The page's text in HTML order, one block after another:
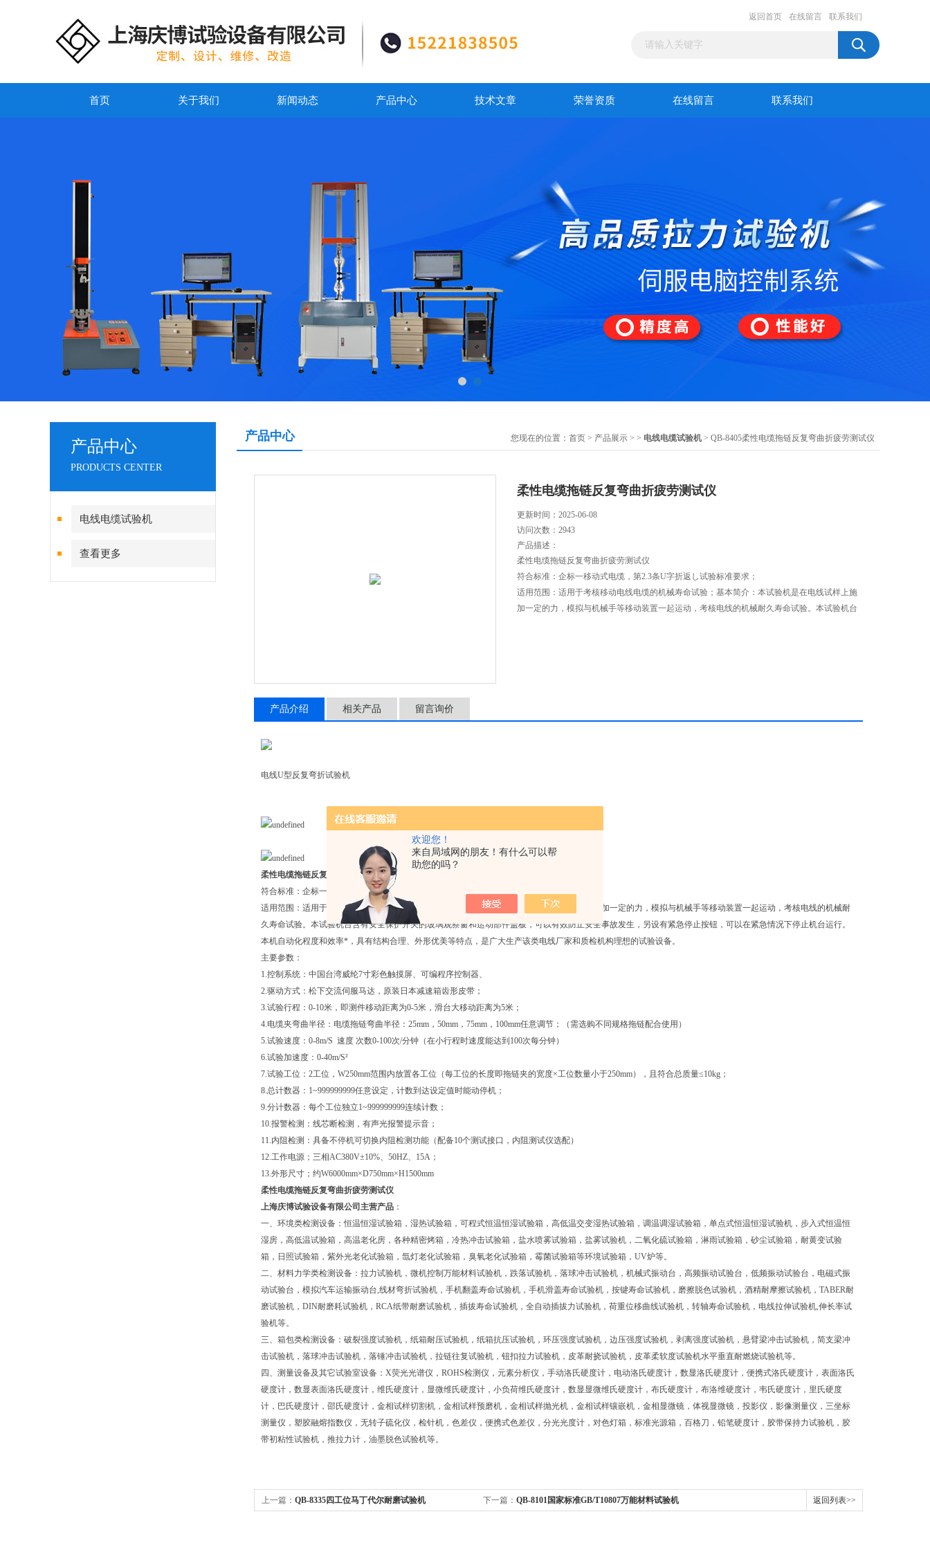
欢迎您！
来自局域网的朋友！有什么可以帮
助您的吗？
返回首页 在线留言 联系我们
首页 关于我们 新闻动态 产品中心 技术文章 荣誉资质 在线留言 联系我们
产品中心
PRODUCTS CENTER
电线电缆试验机
查看更多
产品中心 您现在的位置： 首页 > 产品展示 > > 电线电缆试验机 > QB-8405柔性电缆拖链反复弯曲折疲劳测试仪
柔性电缆拖链反复弯曲折疲劳测试仪
更新时间：2025-06-08
访问次数： 2943
产品描述：
柔性电缆拖链反复弯曲折疲劳测试仪
符合标准：企标一移动式电缆，第2.3条U字折返し试验标准要求；
适用范围：适用于考核移动电线电缆的机械寿命试验；基本简介：本试验机是在电线试样上施
加一定的力，模拟与机械手等移动装置一起运动，考核电线的机械耐久寿命试验。本试验机台
产品介绍 相关产品 留言询价
电线U型反复弯折试验机
柔性电缆拖链反复弯曲折疲劳测试仪
符合标准：企标一移动式电缆，第2.3条U字折返し试验标准要求；
适用范围：适用于考核移动电线电缆的机械寿命试验；基本简介：本试验机是在电线试样上施加一定的力，模拟与机械手等移动装置一起运动，考核电线的机械耐
久寿命试验。本试验机台含有安全保护开关的玻璃观察窗和运动部件盖板，可以有效防止安全事故发生，另设有紧急停止按钮，可以在紧急情况下停止机台运行。
本机自动化程度和效率*，具有结构合理、外形优美等特点，是广大生产该类电线厂家和质检机构理想的试验设备。
主要参数：
1.控制系统：中国台湾威纶7寸彩色触摸屏、可编程序控制器、
2.驱动方式：松下交流伺服马达，原装日本减速箱齿形皮带；
3.试验行程：0-10米，即测件移动距离为0-5米，滑台大移动距离为5米；
4.电缆夹弯曲半径：电缆拖链弯曲半径：25mm，50mm，75mm，100mm任意调节；（需选购不同规格拖链配合使用）
5.试验速度：0-8m/S 速度 次数0-100次/分钟（在小行程时速度能达到100次每分钟）
6.试验加速度：0-40m/S²
7.试验工位：2工位，W250mm范围内放置各工位（每工位的长度即拖链夹的宽度×工位数量小于250mm），且符合总质量≤10kg；
8.总计数器：1~999999999任意设定，计数到达设定值时能动停机；
9.分计数器：每个工位独立1~999999999连续计数；
10.报警检测：线芯断检测，有声光报警提示音；
11.内阻检测：具备不停机可切换内阻检测功能（配备10个测试接口，内阻测试仪选配）
12.工作电源；三相AC380V±10%、50HZ、15A；
13.外形尺寸；约W6000mm×D750mm×H1500mm
柔性电缆拖链反复弯曲折疲劳测试仪
上海庆博试验设备有限公司主营产品 ：
一、环境类检测设备：恒温恒湿试验箱，湿热试验箱，可程式恒温恒湿试验箱，高低温交变湿热试验箱，调温调湿试验箱，单点式恒温恒湿试验机，步入式恒温恒
湿房，高低温试验箱，高温老化房，各种精密烤箱，冷热冲击试验箱，盐水喷雾试验箱，盐雾试验机，二氧化硫试验箱，淋雨试验箱，砂尘试验箱，耐黄变试验
箱，日照试验箱，紫外光老化试验箱，氙灯老化试验箱，臭氧老化试验箱，霉菌试验箱等环境试验箱，UV炉等。
二、材料力学类检测设备：拉力试验机，微机控制万能材料试验机，跌落试验机，落球冲击试验机，机械式振动台，高频振动试验台，低频振动试验台，电磁式振
动试验台，模拟汽车运输振动台,线材弯折试验机，手机翻盖寿命试验机，手机滑盖寿命试验机，按键寿命试验机，磨擦脱色试验机，酒精耐摩擦试验机，TABER耐
磨试验机，DIN耐磨耗试验机，RCA纸带耐磨试验机，插拔寿命试验机，全自动插拔力试验机，荷重位移曲线试验机，转轴寿命试验机，电线拉伸试验机,伸长率试
验机等。
三、箱包类检测设备：破裂强度试验机，纸箱耐压试验机，纸箱抗压试验机，环压强度试验机，边压强度试验机，剥离强度试验机，悬臂梁冲击试验机，简支梁冲
击试验机，落球冲击试验机，落锤冲击试验机，拉链往复试验机，钮扣拉力试验机，皮革耐挠试验机，皮革柔软度试验机水平垂直耐燃烧试验机等。
四、测量设备及其它试验室设备：X荧光光谱仪，ROHS检测仪，元素分析仪，手动洛氏硬度计，电动洛氏硬度计，数显洛氏硬度计，便携式洛氏硬度计，表面洛氏
硬度计，数显表面洛氏硬度计，维氏硬度计，显微维氏硬度计，小负荷维氏硬度计，数显显微维氏硬度计，布氏硬度计，布洛维硬度计，韦氏硬度计，里氏硬度
计，巴氏硬度计，邵氏硬度计，金相试样切割机，金相试样预磨机，金相试样抛光机，金相试样镶嵌机，金相显微镜，体视显微镜，投影仪，影像测量仪，三坐标
测量仪，塑胶融熔指数仪，无转子硫化仪，检针机，色差仪，便携式色差仪，分光光度计，对色灯箱，标准光源箱，百格刀，铅笔硬度计，胶带保持力试验机，胶
带初粘性试验机，推拉力计，油墨脱色试验机等。
上一篇： QB-8335四工位马丁代尔耐磨试验机 下一篇： QB-8101国家标准GB/T10807万能材料试验机 返回列表>>